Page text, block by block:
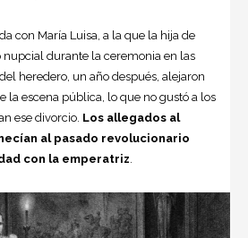
con María Luisa, a la que la hija de
nupcial durante la ceremonia en las
heredero, un año después, alejaron
la escena pública, lo que no gustó a los
ese divorcio. Los allegados al
al pasado revolucionario
con la emperatriz.